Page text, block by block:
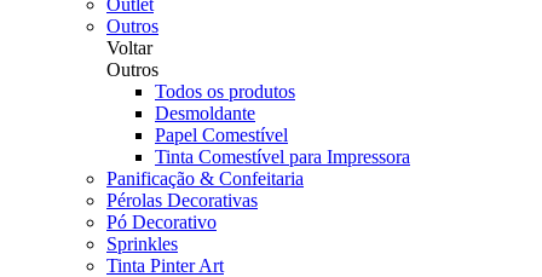
Outlet
Outros
Voltar
Outros
Todos os produtos
Desmoldante
Papel Comestível
Tinta Comestível para Impressora
Panificação & Confeitaria
Pérolas Decorativas
Pó Decorativo
Sprinkles
Tinta Pinter Art